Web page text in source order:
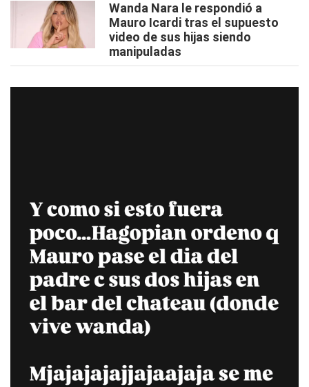
Wanda Nara le respondió a
Mauro Icardi tras el supuesto
video de sus hijas siendo
manipuladas